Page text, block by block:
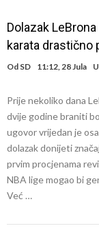
Hidratacijske
Zverev se
Infantino imao
novac od UEFA
Mourinho uvodi
pravila
Arsenal dovodi
Dolazak
karata drastično
Od SD 11:12, 28 Jula
Prije nekoliko dana
dvije godine braniti
ugovor vrijedan je
dolazak donijeti
prvim procjenama
NBA lige mogao bi
Već …